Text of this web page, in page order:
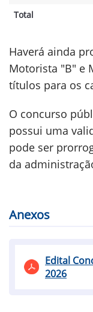
Total
Haverá ainda
Motorista "B" e
títulos para os
O concurso
possui uma
pode ser
da
Anexos
Edital
2026